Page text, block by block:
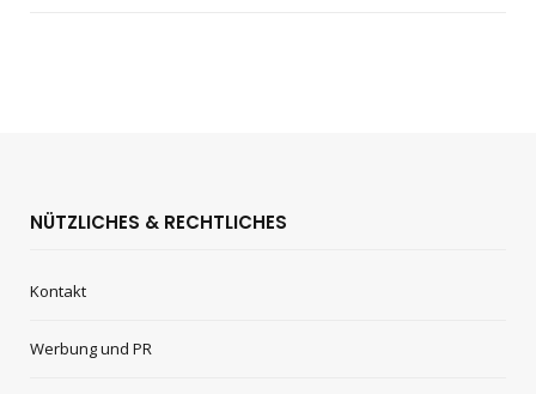
NÜTZLICHES & RECHTLICHES
Kontakt
Werbung und PR